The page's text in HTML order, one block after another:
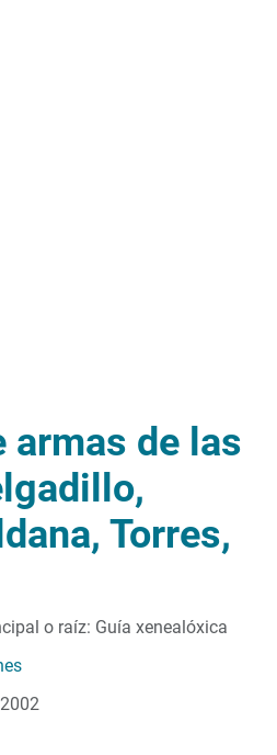
armas de las
Torres,
o raíz: Guía xenealóxica